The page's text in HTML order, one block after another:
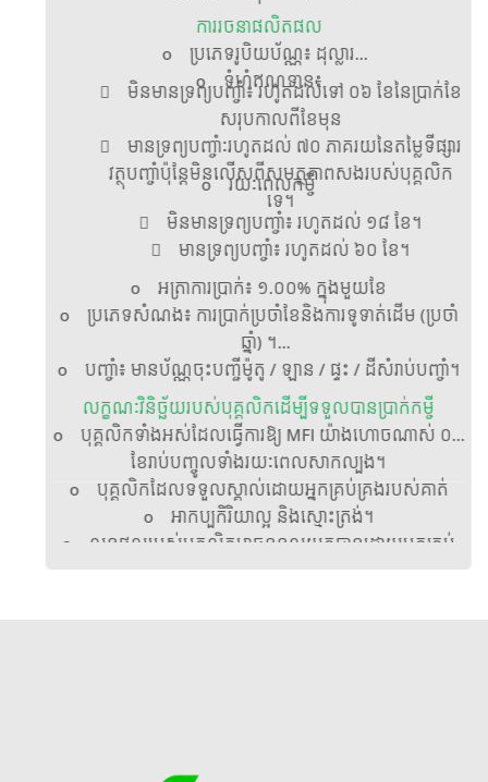
ការរចនាផលិតផល
o ប្រភេទរូបិយប័ណ្ណ៖ ដុល្លារ
o ទំហំឥណទាន៖
 មិនមានទ្រព្យបញ្ចាំ៖ រហូតដល់ទៅ ០៦ ខែនៃប្រាក់ខែ
សរុបកាលពីខែមុន
 មានទ្រព្យបញ្ចាំៈរហូតដល់ ៧០ ភាគរយនៃតម្លៃទីផ្សារ
វត្ថុបញ្ចាំប៉ុន្តែមិនលើសពីសមត្ថភាពសងរបស់បុគ្គលិក
ទេ។
o រយៈពេលកម្ចី
 មិនមានទ្រព្យបញ្ចាំ៖ រហូតដល់ ១៨ ខែ។
 មានទ្រព្យបញ្ចាំ៖ រហូតដល់ ៦០ ខែ។
o អត្រាការប្រាក់៖ ១.០០% ក្នុងមួយខែ
o ប្រភេទសំណង៖ ការប្រាក់ប្រចាំខែនិងការទូទាត់ដើម (ប្រចាំ
ឆ្នាំ) ។
o បញ្ចាំ៖ មានប័ណ្ណចុះបញ្ជីម៉ូតូ / ឡាន / ផ្ទះ / ដីសំរាប់បញ្ចាំ។
លក្ខណៈវិនិច្ឆ័យរបស់បុគ្គលិកដើម្បីទទួលបានប្រាក់កម្ចី
o បុគ្គលិកទាំងអស់ដែលធ្វើការឱ្យ MFI យ៉ាងហោចណាស់ ០៦
ខែរាប់បញ្ចូលទាំងរយៈពេលសាកល្បង។
o បុគ្គលិកដែលទទួលស្គាល់ដោយអ្នកគ្រប់គ្រងរបស់គាត់
o អាកប្បកិរិយាល្អ និងស្មោះត្រង់។
o លទ្ធផលរបស់បុគ្គលិកអាចទទួលយកបានដោយអ្នកគ្រប់